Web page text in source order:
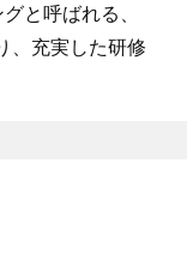
と呼ばれる、
、充実した研修